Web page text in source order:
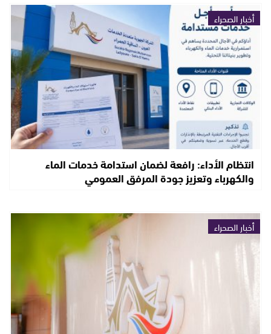
أخبار الصحراء
انتظام الأداء: رافعة لضمان استدامة خدمات الماء
والكهرباء وتعزيز جودة المرفق العمومي
أخبار الصحراء